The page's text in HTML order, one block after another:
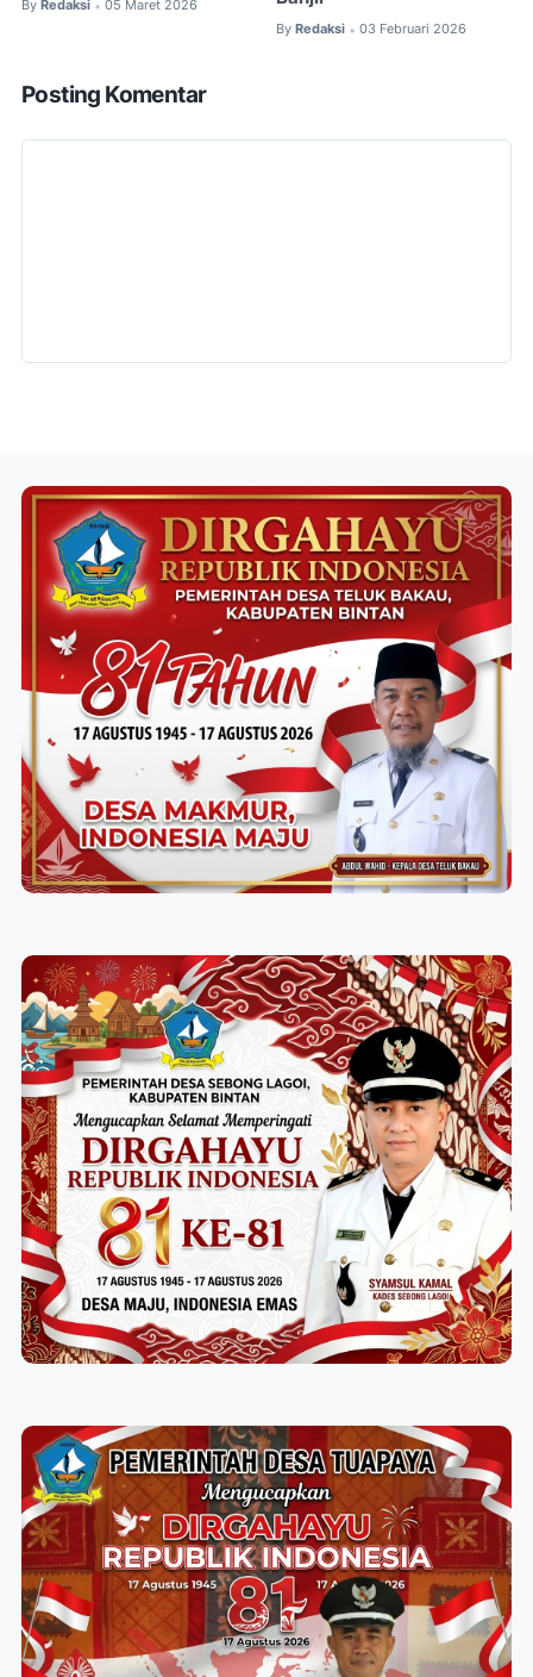
By Redaksi • 05 Maret 2026
By Redaksi • 03 Februari 2026
Posting Komentar